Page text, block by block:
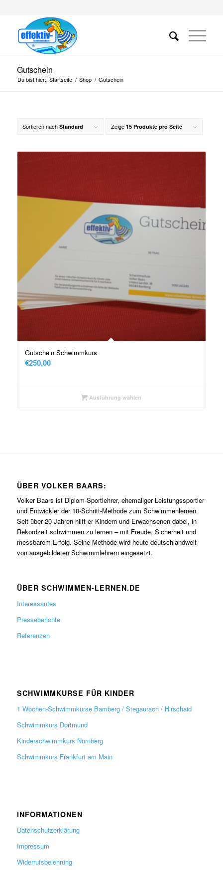
Gutschein
Du bist hier: Startseite / Shop / Gutschein
Sortieren nach Standard Zeige 15 Produkte pro Seite
Gutschein Schwimmkurs
€250,00
Ausführung wählen
ÜBER VOLKER BAARS:
Volker Baars ist Diplom-Sportlehrer, ehemaliger Leistungssportler
und Entwickler der 10-Schritt-Methode zum Schwimmenlernen.
Seit über 20 Jahren hilft er Kindern und Erwachsenen dabei, in
Rekordzeit schwimmen zu lernen – mit Freude, Sicherheit und
messbarem Erfolg. Seine Methode wird heute deutschlandweit
von ausgebildeten Schwimmlehrern eingesetzt.
ÜBER SCHWIMMEN-LERNEN.DE
Interessantes
Presseberichte
Referenzen
SCHWIMMKURSE FÜR KINDER
1 Wochen-Schwimmkurse Bamberg / Stegaurach / Hirschaid
Schwimmkurs Dortmund
Kinderschwimmkurs Nürnberg
Schwimmkurs Frankfurt am Main
INFORMATIONEN
Datenschutzerklärung
Impressum
Widerrufsbelehrung